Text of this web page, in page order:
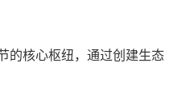
的核心枢纽，通过创建生态